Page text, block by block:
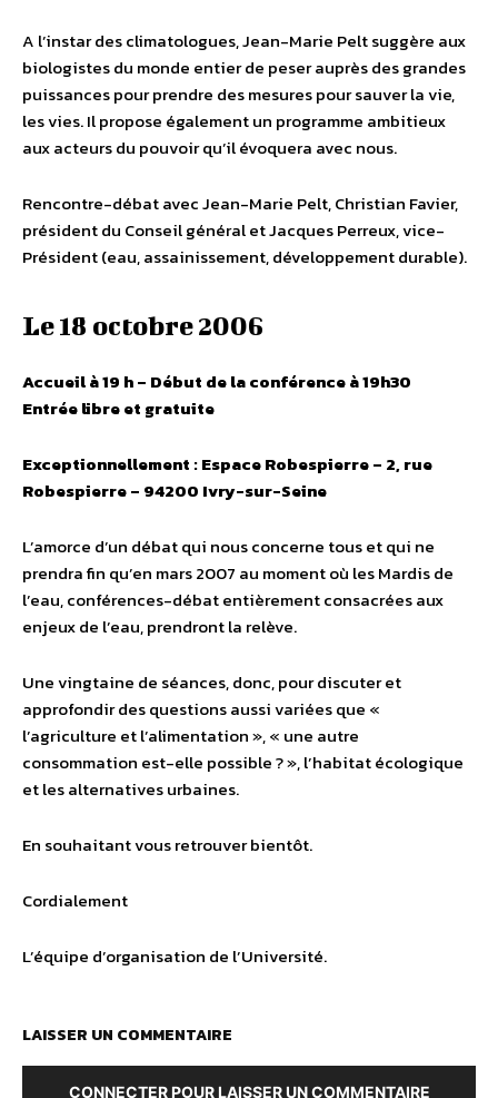
A l’instar des climatologues, Jean-Marie Pelt suggère aux
biologistes du monde entier de peser auprès des grandes
puissances pour prendre des mesures pour sauver la vie,
les vies. Il propose également un programme ambitieux
aux acteurs du pouvoir qu’il évoquera avec nous.
Rencontre-débat avec Jean-Marie Pelt, Christian Favier,
président du Conseil général et Jacques Perreux, vice-
Président (eau, assainissement, développement durable).
Le 18 octobre 2006
Accueil à 19 h – Début de la conférence à 19h30
Entrée libre et gratuite
Exceptionnellement : Espace Robespierre – 2, rue
Robespierre – 94200 Ivry-sur-Seine
L’amorce d’un débat qui nous concerne tous et qui ne
prendra fin qu’en mars 2007 au moment où les Mardis de
l’eau, conférences-débat entièrement consacrées aux
enjeux de l’eau, prendront la relève.
Une vingtaine de séances, donc, pour discuter et
approfondir des questions aussi variées que «
l’agriculture et l’alimentation », « une autre
consommation est-elle possible ? », l’habitat écologique
et les alternatives urbaines.
En souhaitant vous retrouver bientôt.
Cordialement
L’équipe d’organisation de l’Université.
LAISSER UN COMMENTAIRE
CONNECTER POUR LAISSER UN COMMENTAIRE